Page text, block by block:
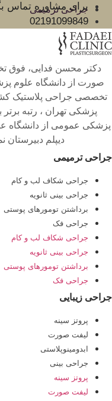
جراحی ترمیمی
برای مشاوره تماس
02191099849
دکتر محسن فدایی، فوق
صورت از دانشگاه علوم
تخصصی جراحی پلاستیک
پزشکی تهران ، رتبه
پزشکی عمومی از دانشگاه
دیپلم
جراحی ترمیمی
جراحی شکاف لب و کام
جراحی بینی ثانویه
برداشتن تومورهای پوستی
جراحی فک
جراحی شکاف لب و کام
جراحی بینی ثانویه
برداشتن تومورهای پوستی
جراحی فک
جراحی زیبایی
پروتز سینه
لیفت صورت
ابدومینوپلاستی
جراحی بینی
پروتز سینه
لیفت صورت